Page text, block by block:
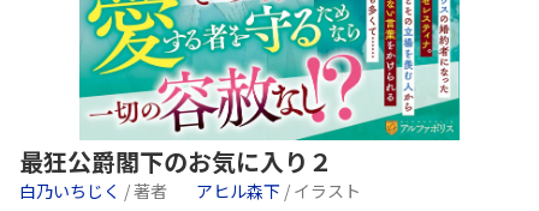
最狂公爵閣下のお気に入り２
白乃いちじく / 著者 アヒル森下 / イラスト